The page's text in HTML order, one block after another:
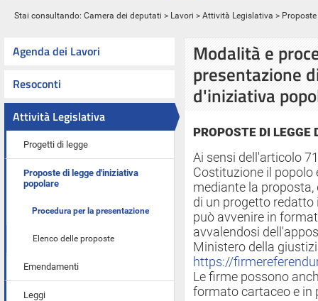
Stai consultando: Camera dei deputati > Lavori > Attività Legislativa >
Agenda dei Lavori
Resoconti
Attività Legislativa
Progetti di legge
Proposte di legge d'iniziativa
popolare
Procedura per la presentazione
Elenco delle proposte
Emendamenti
Leggi
Modalità e
presentazione
d'iniziativa
PROPOSTE DI
Ai sensi dell'articolo
Costituzione il
mediante la
di un progetto redatto
può avvenire in
avvalendosi
Ministero della
https://
Le firme possono
formato cartaceo e in